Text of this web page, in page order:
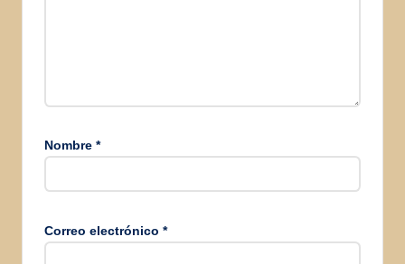
Nombre *
Correo electrónico *